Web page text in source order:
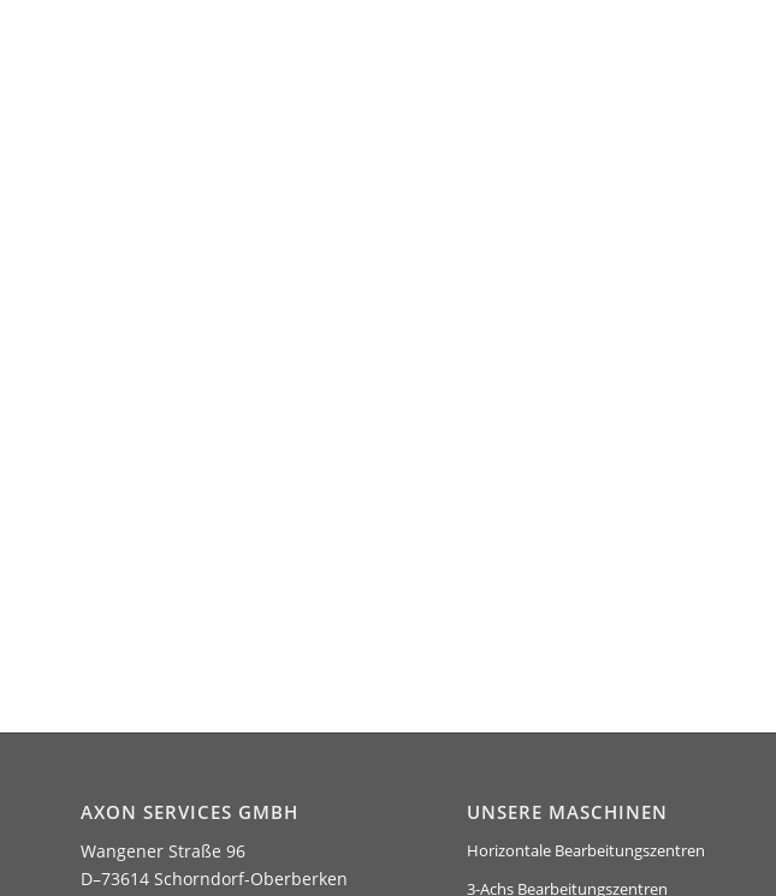
AXON SERVICES GMBH
Wangener Straße 96
D–73614 Schorndorf-Oberberken
UNSERE MASCHINEN
Horizontale Bearbeitungszentren
3-Achs Bearbeitungszentren